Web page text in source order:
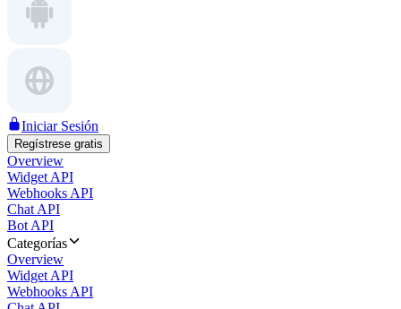
Iniciar Sesión
Regístrese gratis
Overview
Widget API
Webhooks API
Chat API
Bot API
Categorías
Overview
Widget API
Webhooks API